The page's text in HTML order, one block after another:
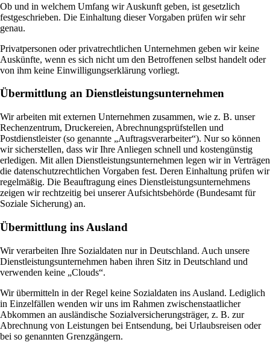
Ob und in welchem Umfang wir Auskunft geben, ist gesetzlich
festgeschrieben. Die Einhaltung dieser Vorgaben prüfen wir sehr
genau.
Privatpersonen oder privatrechtlichen Unternehmen geben wir keine
Auskünfte, wenn es sich nicht um den Betroffenen selbst handelt oder
von ihm keine Einwilligungserklärung vorliegt.
Übermittlung an Dienstleistungsunternehmen
Wir arbeiten mit externen Unternehmen zusammen, wie z. B. unser
Rechenzentrum, Druckereien, Abrechnungsprüfstellen und
Postdienstleister (so genannte „Auftragsverarbeiter“). Nur so können
wir sicherstellen, dass wir Ihre Anliegen schnell und kostengünstig
erledigen. Mit allen Dienstleistungsunternehmen legen wir in Verträgen
die datenschutzrechtlichen Vorgaben fest. Deren Einhaltung prüfen wir
regelmäßig. Die Beauftragung eines Dienstleistungsunternehmens
zeigen wir rechtzeitig bei unserer Aufsichtsbehörde (Bundesamt für
Soziale Sicherung) an.
Übermittlung ins Ausland
Wir verarbeiten Ihre Sozialdaten nur in Deutschland. Auch unsere
Dienstleistungsunternehmen haben ihren Sitz in Deutschland und
verwenden keine „Clouds“.
Wir übermitteln in der Regel keine Sozialdaten ins Ausland. Lediglich
in Einzelfällen wenden wir uns im Rahmen zwischenstaatlicher
Abkommen an ausländische Sozialversicherungsträger, z. B. zur
Abrechnung von Leistungen bei Entsendung, bei Urlaubsreisen oder
bei so genannten Grenzgängern.